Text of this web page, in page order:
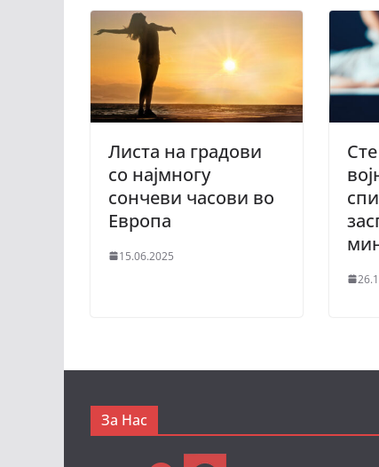
Листа на градови
со најмногу
сончеви часови во
Европа
15.06.2025
За Нас